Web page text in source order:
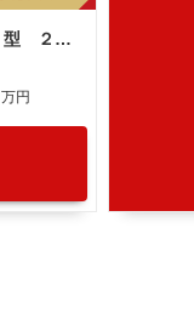
ヤマハ ＴＭＡＸ５３０ ＳＪ１２Ｊ型 ２０１５年モデル ＥＴＣ ブレンボ Ｒサスオーリンズ 駆動系マロッシ 社外ハンドル その他改造多数
万円